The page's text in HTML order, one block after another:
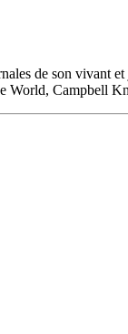
de son vivant
World, Campbell